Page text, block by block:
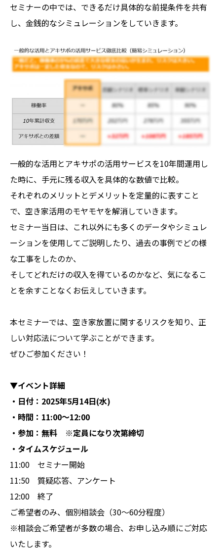
セミナーの中では、できるだけ具体的な前提条件を共有
し、金銭的なシミュレーションをしていきます。
一般的な活用とアキサポの活用サービスを10年間運用し
た時に、手元に残る収入を具体的な数値で比較。
それぞれのメリットとデメリットを定量的に表すこと
で、空き家活用のモヤモヤを解消していきます。
セミナー当日は、これ以外にも多くのデータやシミュレ
ーションを使用してご説明したり、過去の事例でどの様
な工事をしたのか、
そしてどれだけの収入を得ているのかなど、気になるこ
とを余すことなくお伝えしていきます。
本セミナーでは、空き家放置に関するリスクを知り、正
しい対応法について学ぶことができます。
ぜひご参加ください！
▼イベント詳細
・日付：2025年5月14日(水)
・時間：11:00〜12:00
・参加：無料 ※定員になり次第締切
・タイムスケジュール
11:00 セミナー開始
11:50 質疑応答、アンケート
12:00 終了
ご希望者のみ、個別相談会（30～60分程度）
※相談会ご希望者が多数の場合、お申し込み順にご対応
いたします。